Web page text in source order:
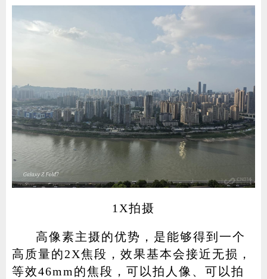
1X拍摄
高像素主摄的优势，是能够得到一个
高质量的2X焦段，效果基本会接近无损，
等效46mm的焦段，可以拍人像、可以拍